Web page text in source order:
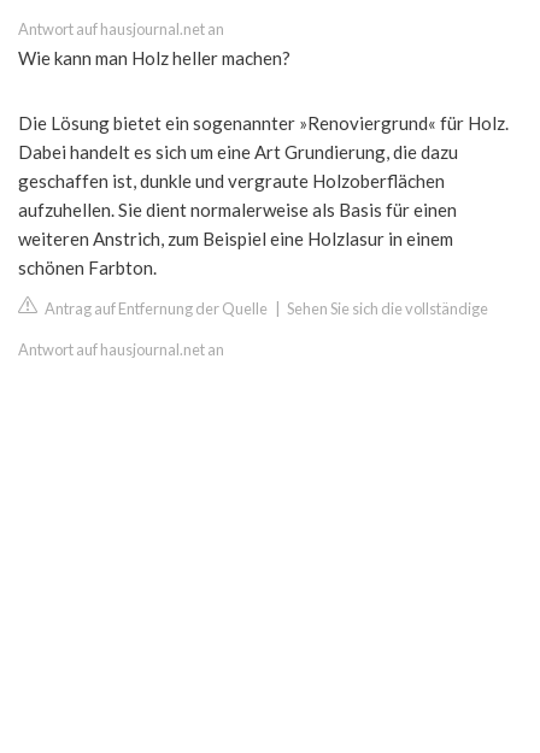
Antwort auf hausjournal.net an
Wie kann man Holz heller machen?
Die Lösung bietet ein sogenannter »Renoviergrund« für Holz.
Dabei handelt es sich um eine Art Grundierung, die dazu
geschaffen ist, dunkle und vergraute Holzoberflächen
aufzuhellen. Sie dient normalerweise als Basis für einen
weiteren Anstrich, zum Beispiel eine Holzlasur in einem
schönen Farbton.
Antrag auf Entfernung der Quelle Sehen Sie sich die vollständige
Antwort auf hausjournal.net an